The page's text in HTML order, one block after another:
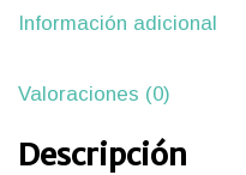
Información adicional
Valoraciones (0)
Descripción